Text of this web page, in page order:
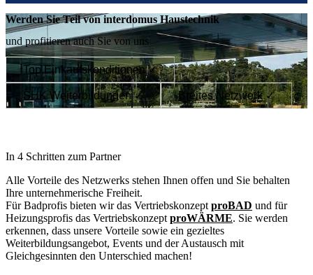
Werden Sie Teil von interdomus Haustechnik
und profitieren auch Sie von uns
Top Einkaufskonditionen ✓
SHK Weiterbildungen ✓ Breites Netzwerk ✓
In 4 Schritten zum Partner
Alle Vorteile des Netzwerks stehen Ihnen offen und Sie behalten
Ihre unternehmerische Freiheit.
Für Badprofis bieten wir das Vertriebskonzept proBAD und für
Heizungsprofis das Vertriebskonzept proWÄRME. Sie werden
erkennen, dass unsere Vorteile sowie ein gezieltes
Weiterbildungsangebot, Events und der Austausch mit
Gleichgesinnten den Unterschied machen!